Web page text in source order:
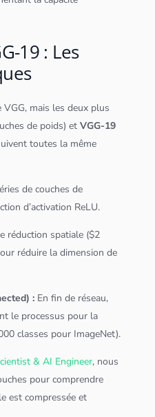
19 : Les
mais les deux plus
de poids) etVGG-19
toutes la même
de couches de
d’activation ReLU.
réduction spatiale ($2
réduire la dimension de
: En fin de réseau,
le processus pour la
classes pour ImageNet).
& AI Engineer, nous
pour comprendre
est compressée et